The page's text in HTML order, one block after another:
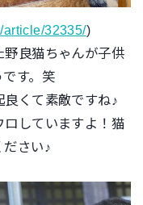
article/32335/)
野良猫ちゃんが子供
す。笑
くて素敵ですね♪
ロしていますよ！猫
ださい♪